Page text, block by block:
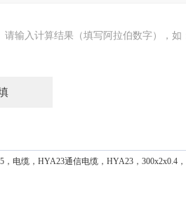
请输入计算结果（填写阿拉伯数字），如
电缆，HYA23通信电缆，HYA23，300x2x0.4，